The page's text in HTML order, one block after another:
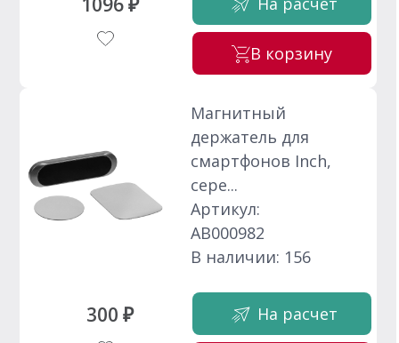
В корзину
300 ₽
Магнитный
держатель для
смартфонов Inch,
сере...
Артикул:
АВ000982
В наличии: 156
На расчет